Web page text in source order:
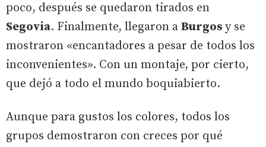
poco, después se quedaron tirados en
Segovia. Finalmente, llegaron a Burgos y se
mostraron «encantadores a pesar de todos los
inconvenientes». Con un montaje, por cierto,
que dejó a todo el mundo boquiabierto.
Aunque para gustos los colores, todos los
grupos demostraron con creces por qué